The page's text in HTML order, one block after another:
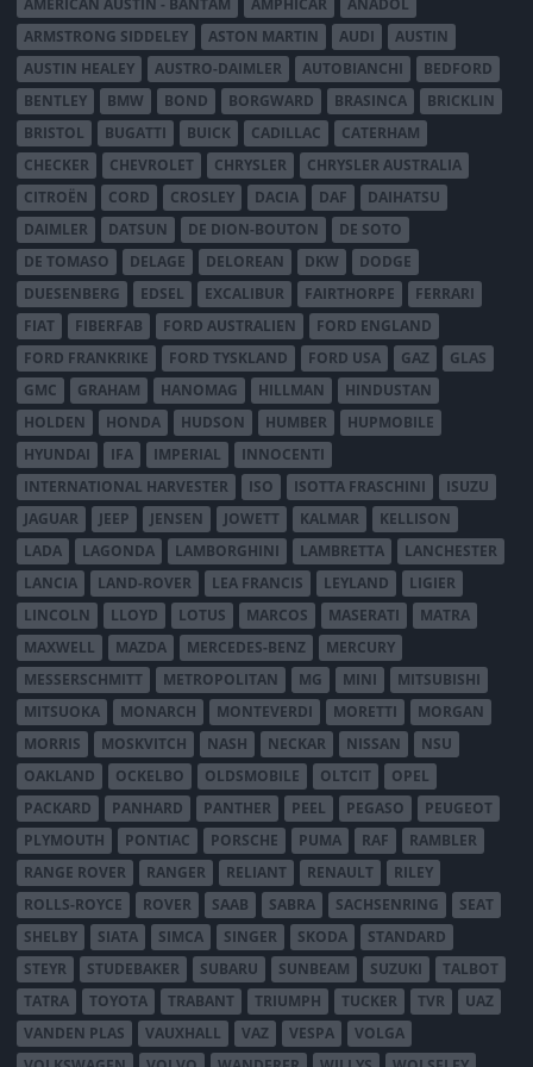
AMERICAN AUSTIN - BANTAM
AMPHICAR
ANADOL
ARMSTRONG SIDDELEY
ASTON MARTIN AUDI
AUSTIN
AUSTIN HEALEY
AUSTRO-DAIMLER AUTOBIANCHI
BEDFORD
BENTLEY
BMW BOND BORGWARD BRASINCA
BRICKLIN
BRISTOL
BUGATTI BUICK CADILLAC
CATERHAM
CHECKER
CHEVROLET CHRYSLER
CHRYSLER AUSTRALIA
CITROËN
CORD CROSLEY DACIA DAF
DAIHATSU
DAIMLER
DATSUN DE DION-BOUTON
DE SOTO
DE TOMASO
DELAGE DELOREAN DKW
DODGE
DUESENBERG
EDSEL EXCALIBUR FAIRTHORPE
FERRARI
FIAT
FIBERFAB FORD AUSTRALIEN
FORD ENGLAND
FORD FRANKRIKE
FORD TYSKLAND FORD USA GAZ
GLAS
GMC
GRAHAM HANOMAG HILLMAN
HINDUSTAN
HOLDEN
HONDA HUDSON HUMBER
HUPMOBILE
HYUNDAI
IFA IMPERIAL
INNOCENTI
INTERNATIONAL HARVESTER
ISO ISOTTA FRASCHINI
ISUZU
JAGUAR
JEEP JENSEN JOWETT KALMAR
KELLISON
LADA
LAGONDA LAMBORGHINI LAMBRETTA
LANCHESTER
LANCIA
LAND-ROVER LEA FRANCIS LEYLAND
LIGIER
LINCOLN
LLOYD LOTUS MARCOS MASERATI
MATRA
MAXWELL
MAZDA MERCEDES-BENZ
MERCURY
MESSERSCHMITT
METROPOLITAN MG MINI
MITSUBISHI
MITSUOKA
MONARCH MONTEVERDI MORETTI
MORGAN
MORRIS
MOSKVITCH NASH NECKAR NISSAN
NSU
OAKLAND
OCKELBO OLDSMOBILE OLTCIT
OPEL
PACKARD
PANHARD PANTHER PEEL PEGASO
PEUGEOT
PLYMOUTH
PONTIAC PORSCHE PUMA RAF
RAMBLER
RANGE ROVER
RANGER RELIANT RENAULT
RILEY
ROLLS-ROYCE
ROVER SAAB SABRA SACHSENRING
SEAT
SHELBY
SIATA SIMCA SINGER SKODA
STANDARD
STEYR
STUDEBAKER SUBARU SUNBEAM SUZUKI
TALBOT
TATRA
TOYOTA TRABANT TRIUMPH TUCKER TVR
UAZ
VANDEN PLAS
VAUXHALL VAZ VESPA
VOLGA